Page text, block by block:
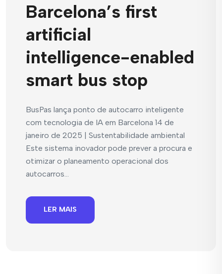
Barcelona’s first
artificial
intelligence-enabled
smart bus stop
BusPas lança ponto de autocarro inteligente
com tecnologia de IA em Barcelona 14 de
janeiro de 2025 | Sustentabilidade ambiental
Este sistema inovador pode prever a procura e
otimizar o planeamento operacional dos
autocarros...
LER MAIS